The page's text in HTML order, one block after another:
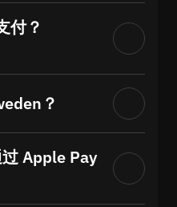
付？
？
Apple Pay